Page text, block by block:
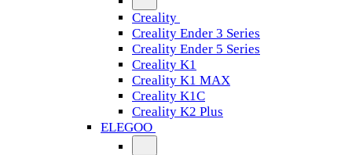
Creality
Creality Ender 3 Series
Creality Ender 5 Series
Creality K1
Creality K1 MAX
Creality K1C
Creality K2 Plus
ELEGOO